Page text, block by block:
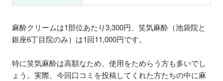
麻酔クリームは1部位あたり3,300円、笑気麻酔（池袋院と
銀座6丁目院のみ）は1回11,000円です。
特に笑気麻酔は高額なため、使用をためらう方も多いでし
ょう。実際、今回口コミを投稿してくれた方たちの中に麻